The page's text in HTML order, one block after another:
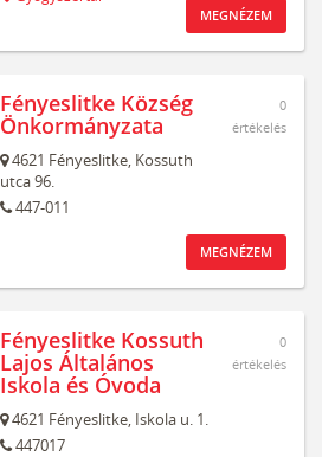
MEGNÉZEM
Fényeslitke Község
Önkormányzata
4621 Fényeslitke, Kossuth
utca 96.
447-011
0
értékelés
MEGNÉZEM
Fényeslitke Kossuth
Lajos Általános
Iskola és Óvoda
4621 Fényeslitke, Iskola u. 1.
447017
0
értékelés